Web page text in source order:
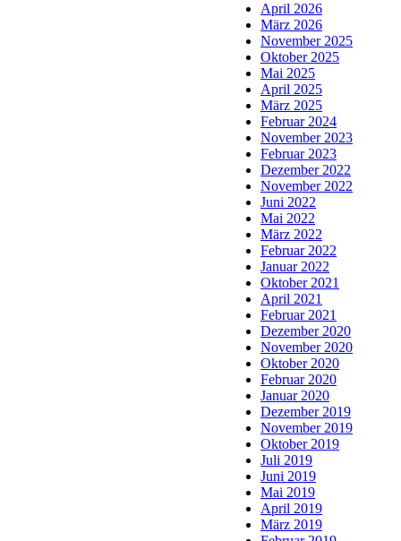
April 2026
März 2026
November 2025
Oktober 2025
Mai 2025
April 2025
März 2025
Februar 2024
November 2023
Februar 2023
Dezember 2022
November 2022
Juni 2022
Mai 2022
März 2022
Februar 2022
Januar 2022
Oktober 2021
April 2021
Februar 2021
Dezember 2020
November 2020
Oktober 2020
Februar 2020
Januar 2020
Dezember 2019
November 2019
Oktober 2019
Juli 2019
Juni 2019
Mai 2019
April 2019
März 2019